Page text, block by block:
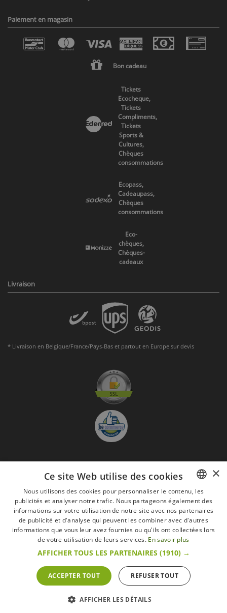
Paiement en magasin
Bon cadeau
Tickets
Ecocheque,
Tickets
Compliments,
Tickets
Sports &
Cultures,
Chèques
consommations
Ecopass,
Cadeaupass,
Chèques
consommations
Eco-
chèques,
Chèques-
cadeaux
Livraison
* Livraison en Belgique/France/Pays-Bas et partout en Europe sur devis
S'abonner à la Newsletter
Je suis d'accord avec les Mentions légales
Toutes les marques Conditions générales
Mentions légales
Retour & Droit de rétractation
FAQ Recrutement
s'entendent toutes taxes comprises.
Conformément au livre VI « Pratiques du marché et protection du consommateur » du
Code belge de droit économique.
Le Client agissant en tant que consommateur dispose d’un droit de
Que faire en cas de litige,Plus d'infos
FRENCH
DUTCH
×
Ce site Web utilise des cookies
Nous utilisons des cookies pour personnaliser le contenu, les
publicités et analyser notre trafic. Nous partageons également des
informations sur votre utilisation de notre site avec nos partenaires
de publicité et d'analyse qui peuvent les combiner avec d'autres
informations que vous leur avez fournies ou qu'ils ont collectées lors
de votre utilisation de leurs services. En savoir plus
AFFICHER TOUS LES PARTENAIRES (1910) →
ACCEPTER TOUT REFUSER TOUT
AFFICHER LES DÉTAILS